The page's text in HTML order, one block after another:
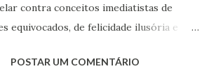
contra conceitos imediatistas de
equivocados, de felicidade ilusória e
ao desenvolvimento da inteligência com
POSTAR UM COMENTÁRIO